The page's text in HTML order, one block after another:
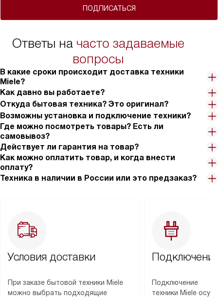
ПОДПИСАТЬСЯ
Ответы на часто задаваемые
вопросы
В какие сроки происходит доставка техники
Miele?
Как давно вы работаете?
Откуда бытовая техника? Это оригинал?
Возможны установка и подключение техники?
Где можно посмотреть товары? Есть ли
самовывоз?
Действует ли гарантия на товар?
Как можно оплатить товар, и когда внести
оплату?
Техника в наличии в России или это предзаказ?
Условия доставки
При заказе бытовой техники Miele
можно выбрать подходящие
Подключение
техники Miele